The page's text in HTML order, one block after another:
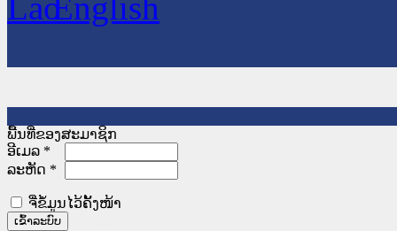
ພື້ນທີ່ຂອງສະມາຊິກ
ອີເມລ *
ລະຫັດ *
ຈື່ຂໍ້ມູນໄວ້ຄັ້ງໜ້າ